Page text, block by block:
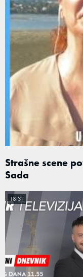
Strašne scene
Sada
18:31